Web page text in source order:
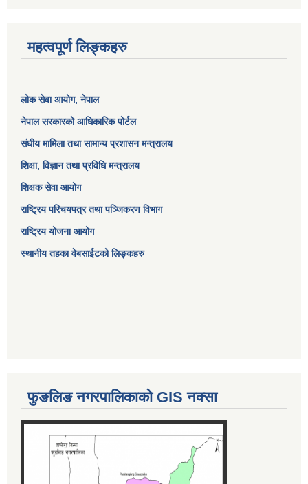
महत्वपूर्ण लिङ्कहरु
लोक सेवा आयोग, नेपाल
नेपाल सरकारको आधिकारिक पोर्टल
संघीय मामिला तथा सामान्य प्रशासन मन्त्रालय
शिक्षा, विज्ञान तथा प्रविधि मन्त्रालय
शिक्षक सेवा आयोग
राष्ट्रिय परिचयपत्र तथा पञ्जिकरण विभाग
राष्ट्रिय योजना आयोग
स्थानीय तहका वेबसाईटको लिङ्कहरु
फुङलिङ नगरपालिकाको GIS नक्सा